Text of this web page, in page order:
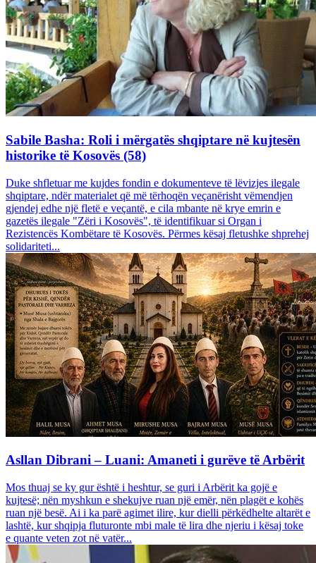
Sabile Basha: Roli i mërgatës shqiptare në kujtesën
historike të Kosovës (58)
Duke shfletuar me kujdes fondin e dokumenteve të lëvizjes ilegale
shqiptare, ndër materialet që më tërhoqën veçanërisht vëmendjen
gjendej edhe një fletë e veçantë, e cila mbante në krye emrin e
gazetës ilegale "Zëri i Kosovës", të identifikuar si Organ i
Rezistencës Kombëtare të Kosovës. Përmes kësaj fletushke shprehej
solidariteti...
Asllan Dibrani – Luani: Amaneti i gurëve të Arbërit
Mos thuaj se ky gur është i heshtur, se guri i Arbërit ka gojë e
kujtesë; nën myshkun e shekujve ruan një emër, nën plagët e kohës
ruan një besë. Ai i ka parë agimet ilire, kur dielli përkëdhelte altarët e
lashtë, kur shqipja fluturonte mbi male të lira dhe njeriu i kësaj toke
e quante veten zot në vatër...